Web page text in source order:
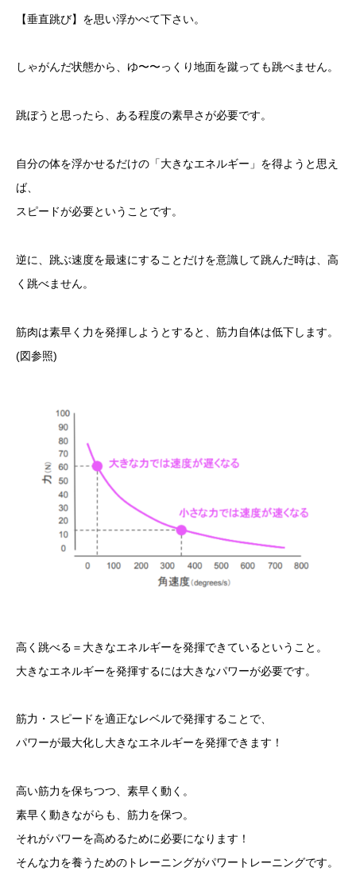
【垂直跳び】を思い浮かべて下さい。
しゃがんだ状態から、ゆ〜〜っくり地面を蹴っても跳べません。
跳ぼうと思ったら、ある程度の素早さが必要です。
自分の体を浮かせるだけの「大きなエネルギー」を得ようと思え
ば、
スピードが必要ということです。
逆に、跳ぶ速度を最速にすることだけを意識して跳んだ時は、高
く跳べません。
筋肉は素早く力を発揮しようとすると、筋力自体は低下します。
(図参照)
高く跳べる＝大きなエネルギーを発揮できているということ。
大きなエネルギーを発揮するには大きなパワーが必要です。
筋力・スピードを適正なレベルで発揮することで、
パワーが最大化し大きなエネルギーを発揮できます！
高い筋力を保ちつつ、素早く動く。
素早く動きながらも、筋力を保つ。
それがパワーを高めるために必要になります！
そんな力を養うためのトレーニングがパワートレーニングです。